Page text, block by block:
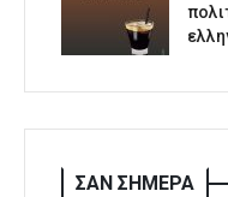
ΣΑΝ ΣΗΜΕΡΑ